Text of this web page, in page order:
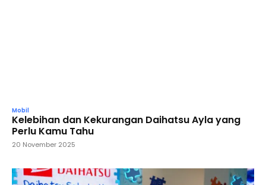
Mobil
Kelebihan dan Kekurangan Daihatsu Ayla yang
Perlu Kamu Tahu
20 November 2025